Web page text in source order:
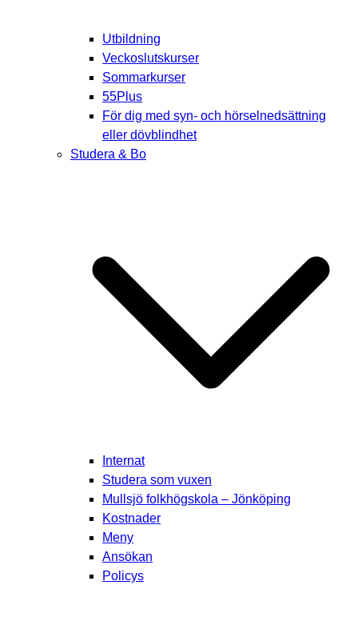
Utbildning
Veckoslutskurser
Sommarkurser
55Plus
För dig med syn- och hörselnedsättning
eller dövblindhet
Studera & Bo
Internat
Studera som vuxen
Mullsjö folkhögskola – Jönköping
Kostnader
Meny
Ansökan
Policys